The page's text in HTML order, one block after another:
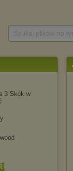
3 Skok w